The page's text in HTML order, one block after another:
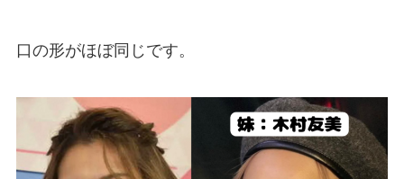
口の形がほぼ同じです。